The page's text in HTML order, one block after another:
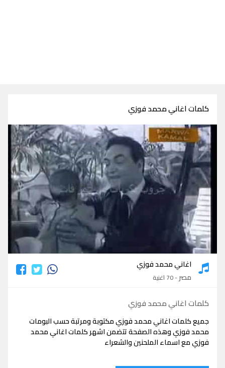
كلمات اغاني محمد فوزي
كلمات اغاني محمد فوزي
اغاني محمد فوزي
مصر- 70 اغنية
كلمات اغاني محمد فوزي
جميع كلمات اغاني محمد فوزي مكتوبة ومرتبة حسب البومات
محمد فوزي وهذه الصفحة تتضمن اشهر كلمات اغاني محمد
فوزي مع اسماء الملحنين والشعراء